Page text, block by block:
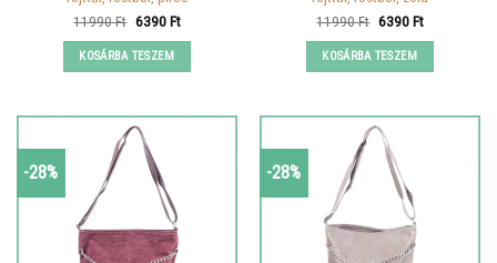
11990Ft Original
was:
11990 Ft.
6390FtCurrent
KOSÁRBA TESZEM
11990Ft Original
was:
11990 Ft.
6390FtCurrent
KOSÁRBA TESZEM
-28% -28%